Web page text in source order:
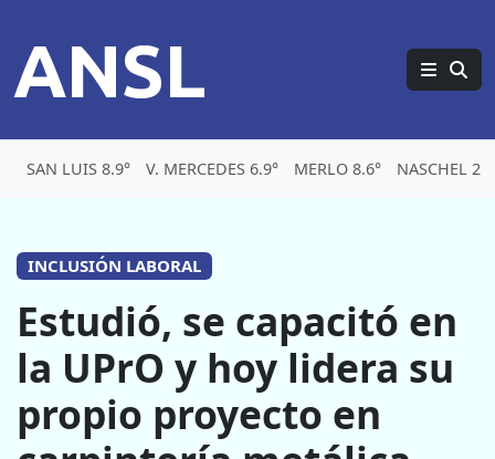
ANSL
SAN LUIS 8.9° V. MERCEDES 6.9° MERLO 8.6° NASCHEL 2°
INCLUSIÓN LABORAL
Estudió, se capacitó en
la UPrO y hoy lidera su
propio proyecto en